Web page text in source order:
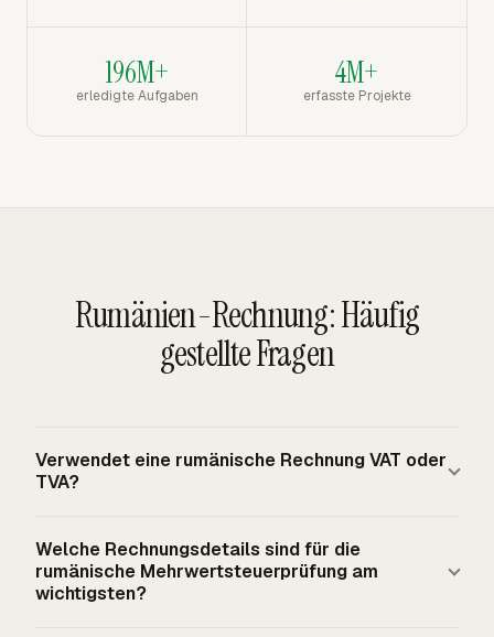
196M+
erledigte Aufgaben
4M+
erfasste Projekte
Rumänien-Rechnung: Häufig
gestellte Fragen
Verwendet eine rumänische Rechnung VAT oder
TVA?
und rumänische Rechnungen für
mehrwertsteuerregistrierte steuerpflichtige Lieferungen
Welche Rechnungsdetails sind für die
rumänische Mehrwertsteuerprüfung am
wichtigsten?